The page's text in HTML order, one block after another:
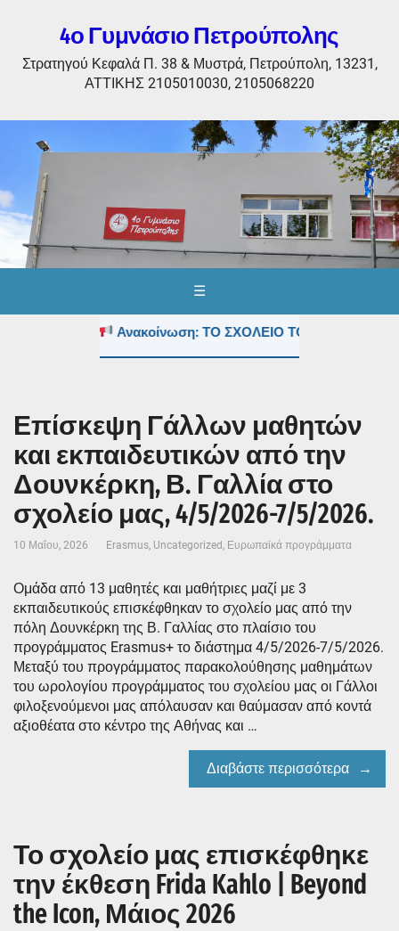
4ο Γυμνάσιο Πετρούπολης
Στρατηγού Κεφαλά Π. 38 & Μυστρά, Πετρούπολη, 13231,
ΑΤΤΙΚΗΣ 2105010030, 2105068220
☰
Ανακοίνωση: ΤΟ ΣΧΟΛΕΙΟ ΤΟΥΣ
Επίσκεψη Γάλλων μαθητών
και εκπαιδευτικών από την
Δουνκέρκη, Β. Γαλλία στο
σχολείο μας, 4/5/2026-7/5/2026.
10 Μαΐου, 2026 Erasmus Uncategorized Ευρωπαϊκά προγράμματα
Ομάδα από 13 μαθητές και μαθήτριες μαζί με 3
εκπαιδευτικούς επισκέφθηκαν το σχολείο μας από την
πόλη Δουνκέρκη της Β. Γαλλίας στο πλαίσιο του
προγράμματος Erasmus+ το διάστημα 4/5/2026-7/5/2026.
Μεταξύ του προγράμματος παρακολούθησης μαθημάτων
του ωρολογίου προγράμματος του σχολείου μας οι Γάλλοι
φιλοξενούμενοι μας απόλαυσαν και θαύμασαν από κοντά
αξιοθέατα στο κέντρο της Αθήνας και …
Διαβάστε περισσότερα
Το σχολείο μας επισκέφθηκε
την έκθεση Frida Kahlo | Beyond
the Icon, Μάιος 2026